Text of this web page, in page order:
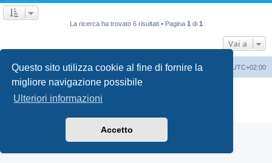
Questo sito utilizza cookie al fine di fornire la
migliore navigazione possibile
Ulteriori informazioni
Accetto
La ricerca ha trovato 6 risultati • Pagina 1 di 1
Vai a
T-Cross Club T-Cross Club Tutti gli orari sono UTC+02:00
Creato da phpBB
Traduzione Italiana